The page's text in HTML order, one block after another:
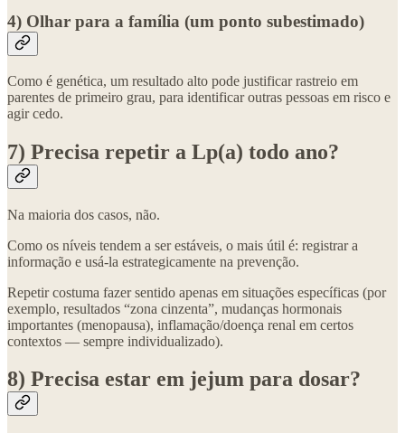
4) Olhar para a família (um ponto subestimado)
Como é genética, um resultado alto pode justificar rastreio em
parentes de primeiro grau, para identificar outras pessoas em risco e
agir cedo.
7) Precisa repetir a Lp(a) todo ano?
Na maioria dos casos, não.
Como os níveis tendem a ser estáveis, o mais útil é: registrar a
informação e usá-la estrategicamente na prevenção.
Repetir costuma fazer sentido apenas em situações específicas (por
exemplo, resultados “zona cinzenta”, mudanças hormonais
importantes (menopausa), inflamação/doença renal em certos
contextos — sempre individualizado).
8) Precisa estar em jejum para dosar?